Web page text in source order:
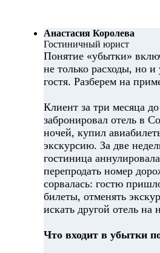
Анастасия Королева
Гостиничный юрист
Понятие «убытки»
не только расходы, но
гостя. Разберем на
Клиент за три месяца
забронировал отель в
ночей, купил
экскурсию. За две
гостиница
перепродать номер
сорвалась: гостю
билеты, отменять
искать другой отель на
Что входит в убытки